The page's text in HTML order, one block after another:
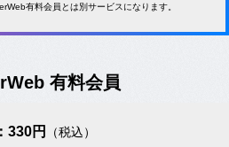
有料会員とは別サービスになります。
有料会員
330円 （税込）